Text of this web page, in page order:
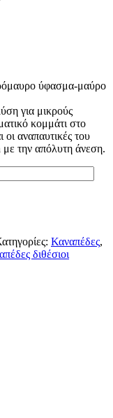
ύφασμα-μαύρο
για μικρούς
κομμάτι στο
αναπαυτικές του
με την απόλυτη άνεση.
Καναπέδες,
διθέσιοι